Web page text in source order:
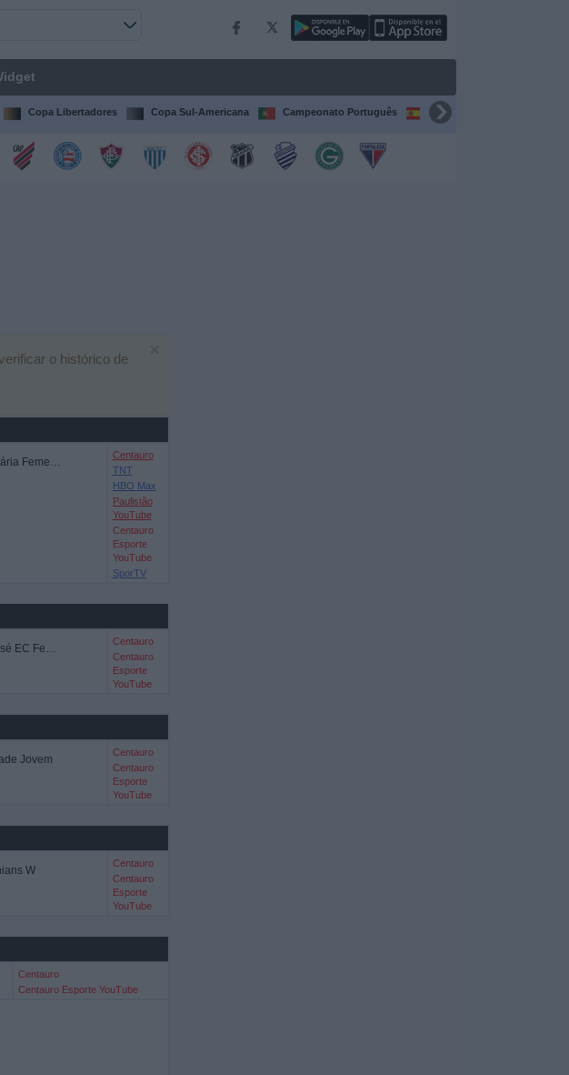
Copa Libertadores Copa Sul-Americana Campeonato Português Campeonato Espanhol
o histórico de
Ferroviária Femenino
Centauro
TNT
HBO Max
Paulistão
YouTube
Centauro
Esporte
YouTube
SporTV
São José EC Feminino
Centauro
Centauro
Esporte
YouTube
Jovem
Centauro
Centauro
Esporte
YouTube
W
Centauro
Centauro
Esporte
YouTube
Centauro
Centauro Esporte YouTube